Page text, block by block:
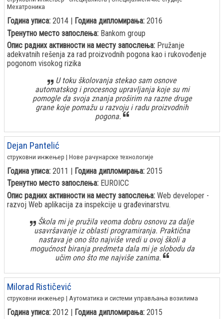
Мехатроника
Година уписа: 2014 | Година дипломирања: 2016
Тренутно место запослења: Bankom group
Опис радних активности на месту запослења: Pružanje
adekvatnih rešenja za rad proizvodnih pogona kao i rukovođenje
pogonom visokog rizika
U toku školovanja stekao sam osnove
automatskog i procesnog upravljanja koje su mi
pomogle da svoja znanja proširim na razne druge
grane koje pomažu u razvoju i radu proizvodnih
pogona.
Dejan Pantelić
струковни инжењер | Нове рачунарске технологије
Година уписа: 2011 | Година дипломирања: 2015
Тренутно место запослења: EUROICC
Опис радних активности на месту запослења: Web developer -
razvoj Web aplikacija za inspekcije u građevinarstvu.
Škola mi je pružila veoma dobru osnovu za dalje
usavršavanje iz oblasti programiranja. Praktična
nastava je ono što najviše vredi u ovoj školi a
mogućnost biranja predmeta dala mi je slobodu da
učim ono što me najviše zanima.
Milorad Rističević
струковни инжењер | Аутоматика и системи управљања возилима
Година уписа: 2012 | Година дипломирања: 2015